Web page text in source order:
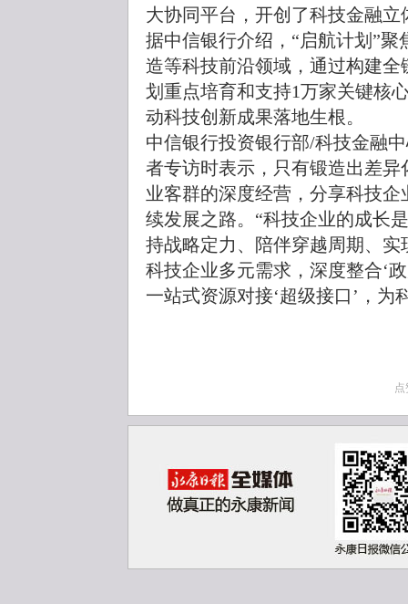
大协同平台，开创了科技金融立
据中信银行介绍，“启航计划”
造等科技前沿领域，通过构建
划重点培育和支持1万家关键核
动科技创新成果落地生根。
中信银行投资银行部/科技金融
者专访时表示，只有锻造出差
业客群的深度经营，分享科技
续发展之路。“科技企业的成长
持战略定力、陪伴穿越周期、
科技企业多元需求，深度整合‘
一站式资源对接‘超级接口’，为
点